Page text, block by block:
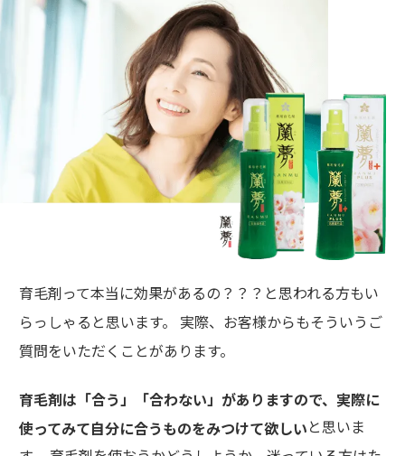
育毛剤って本当に効果があるの？？？と思われる方もい
らっしゃると思います。 実際、お客様からもそういうご
質問をいただくことがあります。
育毛剤は「合う」「合わない」がありますので、実際に
使ってみて自分に合うものをみつけて欲しいと思いま